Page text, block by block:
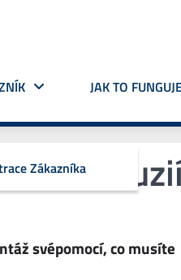
Zákazníka
JAK TO
svépomocí, co musíte